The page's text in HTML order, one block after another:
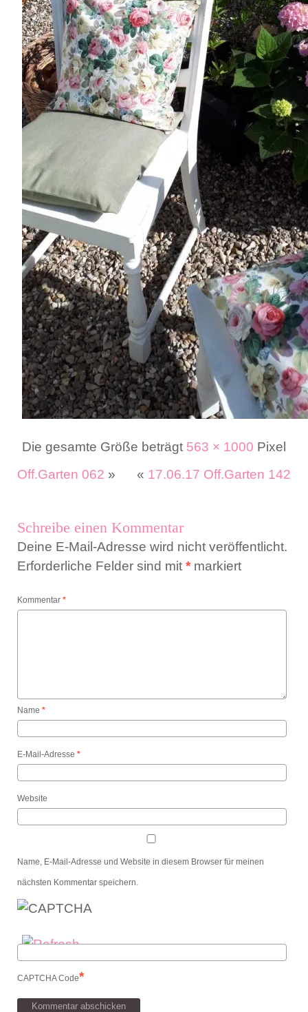
Die gesamte Größe beträgt 563 × 1000 Pixel
Off.Garten 062 » « 17.06.17 Off.Garten 142
Schreibe einen Kommentar
Deine E-Mail-Adresse wird nicht veröffentlicht.
Erforderliche Felder sind mit *markiert
Kommentar *
Name *
E-Mail-Adresse *
Website
Name, E-Mail-Adresse und Website in diesem Browser für meinen
nächsten Kommentar speichern.
CAPTCHA Code*